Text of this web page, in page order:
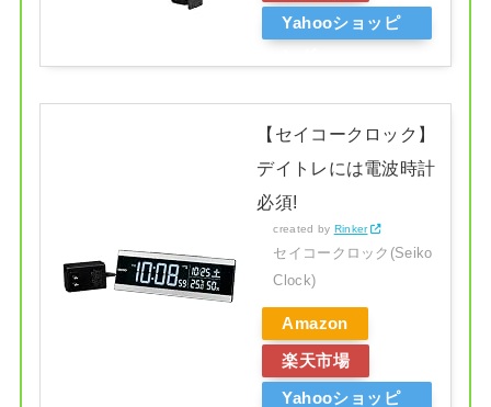
Yahooショッピ
【セイコークロック】
デイトレには電波時計
必須!
created by Rinker
セイコークロック(Seiko
Clock)
Amazon
楽天市場
Yahooショッピ